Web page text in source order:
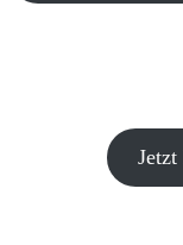
Jetzt